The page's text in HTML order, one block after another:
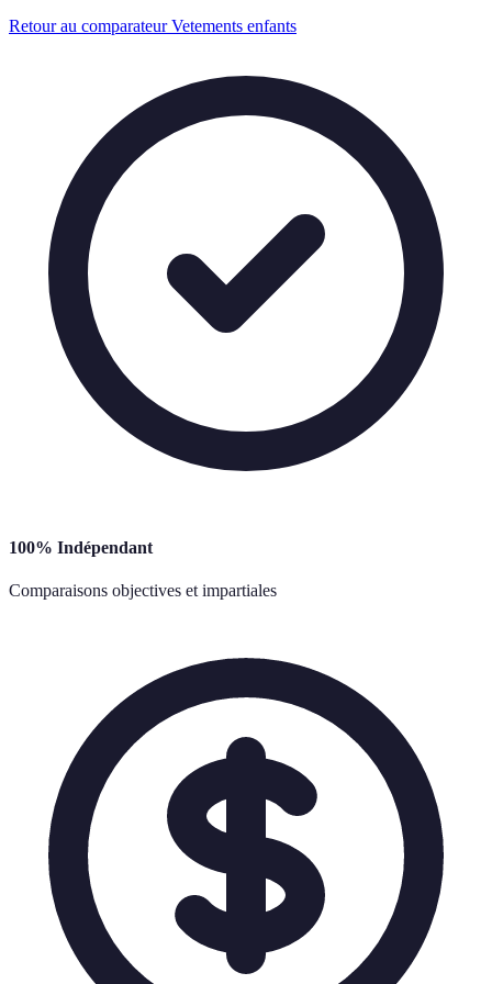
Retour au comparateur Vetements enfants
100% Indépendant
Comparaisons objectives et impartiales